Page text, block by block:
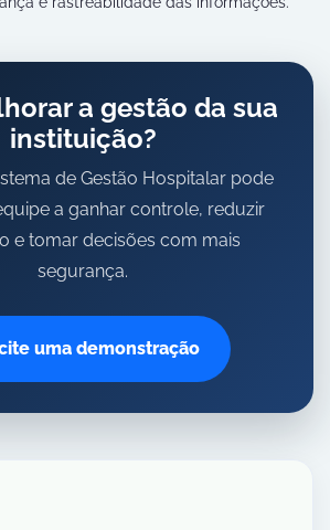
a gestão da sua
instituição?
de Gestão Hospitalar pode
a ganhar controle, reduzir
e tomar decisões com mais
segurança.
uma demonstração